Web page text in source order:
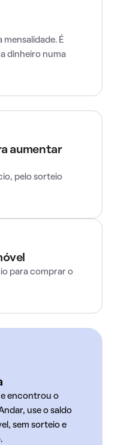
É
dinheiro numa
aumentar
pelo sorteio
para comprar o
e encontrou o
use o saldo
sem sorteio e